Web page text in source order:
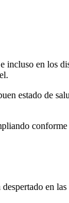
incluso en los
estado de
en